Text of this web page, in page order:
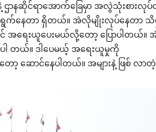
ာနဆိုင်ရာ‌အောက်‌ခြေမှာ အလွဲသုံးစားလု
က်‌နေတာ ရှိတယ်။ အဲလိုမျိုးလုပ်‌နေတာ
ရေးယူ‌ပေးမယ်လို့‌တော့ ‌ပြောပါတယ်။
ါ တယ်။ ဒါ‌ပေမယ့် အ‌ရေးယူမှုကို
ဆောင်‌နေပါတယ်။ အများနဲ့ ဖြစ် လာ